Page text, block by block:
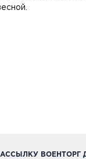
ВОЕНТОРГ